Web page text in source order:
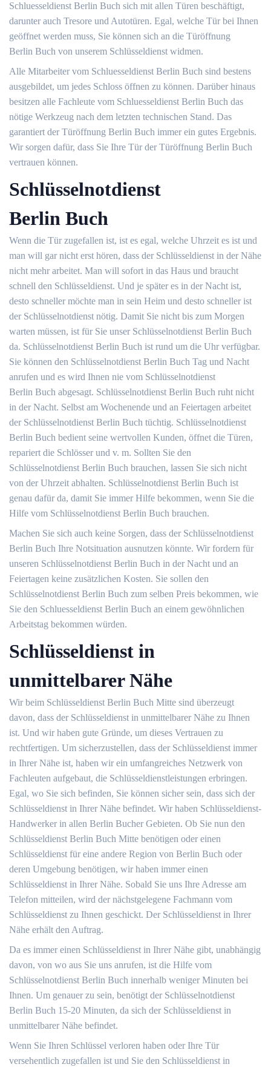
Schluesseldienst Berlin Buch sich mit allen Türen beschäftigt,
darunter auch Tresore und Autotüren. Egal, welche Tür bei Ihnen
geöffnet werden muss, Sie können sich an die Türöffnung
Berlin Buch von unserem Schlüsseldienst widmen.
Alle Mitarbeiter vom Schluesseldienst Berlin Buch sind bestens
ausgebildet, um jedes Schloss öffnen zu können. Darüber hinaus
besitzen alle Fachleute vom Schluesseldienst Berlin Buch das
nötige Werkzeug nach dem letzten technischen Stand. Das
garantiert der Türöffnung Berlin Buch immer ein gutes Ergebnis.
Wir sorgen dafür, dass Sie Ihre Tür der Türöffnung Berlin Buch
vertrauen können.
Schlüsselnotdienst
Berlin Buch
Wenn die Tür zugefallen ist, ist es egal, welche Uhrzeit es ist und
man will gar nicht erst hören, dass der Schlüsseldienst in der Nähe
nicht mehr arbeitet. Man will sofort in das Haus und braucht
schnell den Schlüsseldienst. Und je später es in der Nacht ist,
desto schneller möchte man in sein Heim und desto schneller ist
der Schlüsselnotdienst nötig. Damit Sie nicht bis zum Morgen
warten müssen, ist für Sie unser Schlüsselnotdienst Berlin Buch
da. Schlüsselnotdienst Berlin Buch ist rund um die Uhr verfügbar.
Sie können den Schlüsselnotdienst Berlin Buch Tag und Nacht
anrufen und es wird Ihnen nie vom Schlüsselnotdienst
Berlin Buch abgesagt. Schlüsselnotdienst Berlin Buch ruht nicht
in der Nacht. Selbst am Wochenende und an Feiertagen arbeitet
der Schlüsselnotdienst Berlin Buch tüchtig. Schlüsselnotdienst
Berlin Buch bedient seine wertvollen Kunden, öffnet die Türen,
repariert die Schlösser und v. m. Sollten Sie den
Schlüsselnotdienst Berlin Buch brauchen, lassen Sie sich nicht
von der Uhrzeit abhalten. Schlüsselnotdienst Berlin Buch ist
genau dafür da, damit Sie immer Hilfe bekommen, wenn Sie die
Hilfe vom Schlüsselnotdienst Berlin Buch brauchen.
Machen Sie sich auch keine Sorgen, dass der Schlüsselnotdienst
Berlin Buch Ihre Notsituation ausnutzen könnte. Wir fordern für
unseren Schlüsselnotdienst Berlin Buch in der Nacht und an
Feiertagen keine zusätzlichen Kosten. Sie sollen den
Schlüsselnotdienst Berlin Buch zum selben Preis bekommen, wie
Sie den Schluesseldienst Berlin Buch an einem gewöhnlichen
Arbeitstag bekommen würden.
Schlüsseldienst in
unmittelbarer Nähe
Wir beim Schlüsseldienst Berlin Buch Mitte sind überzeugt
davon, dass der Schlüsseldienst in unmittelbarer Nähe zu Ihnen
ist. Und wir haben gute Gründe, um dieses Vertrauen zu
rechtfertigen. Um sicherzustellen, dass der Schlüsseldienst immer
in Ihrer Nähe ist, haben wir ein umfangreiches Netzwerk von
Fachleuten aufgebaut, die Schlüsseldienstleistungen erbringen.
Egal, wo Sie sich befinden, Sie können sicher sein, dass sich der
Schlüsseldienst in Ihrer Nähe befindet. Wir haben Schlüsseldienst-
Handwerker in allen Berlin Bucher Gebieten. Ob Sie nun den
Schlüsseldienst Berlin Buch Mitte benötigen oder einen
Schlüsseldienst für eine andere Region von Berlin Buch oder
deren Umgebung benötigen, wir haben immer einen
Schlüsseldienst in Ihrer Nähe. Sobald Sie uns Ihre Adresse am
Telefon mitteilen, wird der nächstgelegene Fachmann vom
Schlüsseldienst zu Ihnen geschickt. Der Schlüsseldienst in Ihrer
Nähe erhält den Auftrag.
Da es immer einen Schlüsseldienst in Ihrer Nähe gibt, unabhängig
davon, von wo aus Sie uns anrufen, ist die Hilfe vom
Schlüsselnotdienst Berlin Buch innerhalb weniger Minuten bei
Ihnen. Um genauer zu sein, benötigt der Schlüsselnotdienst
Berlin Buch 15-20 Minuten, da sich der Schlüsseldienst in
unmittelbarer Nähe befindet.
Wenn Sie Ihren Schlüssel verloren haben oder Ihre Tür
versehentlich zugefallen ist und Sie den Schlüsseldienst in